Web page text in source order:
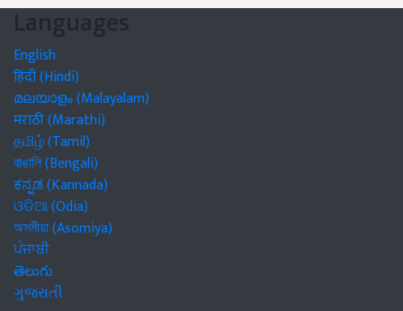
Languages
English
हिंदी (Hindi)
മലയാളം (Malayalam)
मराठी (Marathi)
தமிழ் (Tamil)
বাঙালি (Bengali)
ಕನ್ನಡ (Kannada)
ଓଡିଆ (Odia)
অসমীয়া (Asomiya)
ਪੰਜਾਬੀ
తెలుగు
ગુજરાતી